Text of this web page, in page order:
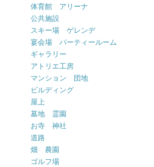
体育館 アリーナ
公共施設
スキー場 ゲレンデ
宴会場 パーティールーム
ギャラリー
アトリエ工房
マンション 団地
ビルディング
屋上
墓地 霊園
お寺 神社
道路
畑 農園
ゴルフ場